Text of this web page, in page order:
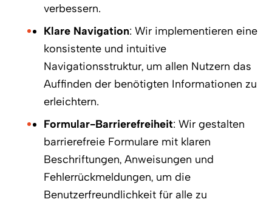
verbessern.
Klare Navigation: Wir implementieren eine
konsistente und intuitive
Navigationsstruktur, um allen Nutzern das
Auffinden der benötigten Informationen zu
erleichtern.
Formular-Barrierefreiheit: Wir gestalten
barrierefreie Formulare mit klaren
Beschriftungen, Anweisungen und
Fehlerrückmeldungen, um die
Benutzerfreundlichkeit für alle zu